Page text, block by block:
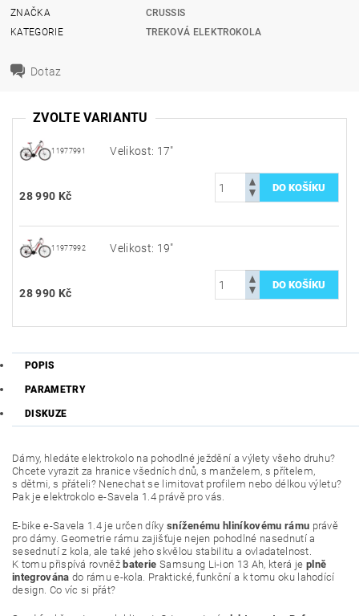
ZNAČKA
CRUSSIS
KATEGORIE
TREKOVÁ ELEKTROKOLA
Dotaz
ZVOLTE VARIANTU
11977991 Velikost: 17"
28 990 Kč
11977992 Velikost: 19"
28 990 Kč
POPIS
PARAMETRY
DISKUZE
Dámy, hledáte elektrokolo na pohodlné ježdění a výlety všeho druhu?
Chcete vyrazit za hranice všedních dnů, s manželem, s přítelem,
s dětmi, s přáteli? Nenechat se limitovat profilem nebo délkou výletu?
Pak je elektrokolo e-Savela 1.4 právě pro vás.
E-bike e-Savela 1.4 je určen díky sníženému hliníkovému rámu právě
pro dámy. Geometrie rámu zajišťuje nejen pohodlné nasednutí a
sesednutí z kola, ale také jeho skvělou stabilitu a ovladatelnost.
K tomu přispívá rovněž baterie Samsung Li-ion 13 Ah, která je plně
integrována do rámu e-kola. Praktické, funkční a k tomu oku lahodící
design. Co víc si přát?